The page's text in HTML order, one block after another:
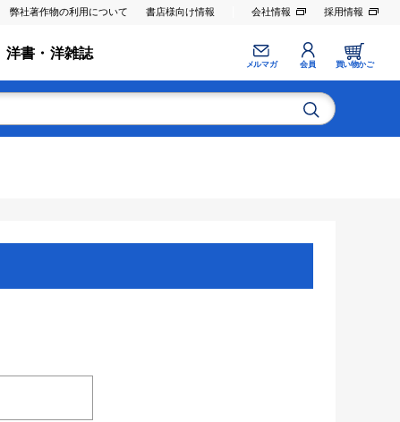
弊社著作物の利用について 書店様向け情報 会社情報 採用情報
洋書・洋雑誌
メルマガ 会員 買い物かご